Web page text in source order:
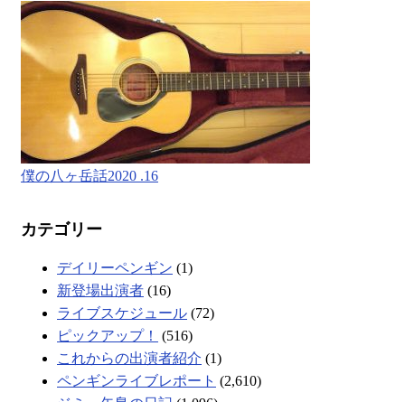
僕の八ヶ岳話2020 .16
カテゴリー
デイリーペンギン (1)
新登場出演者 (16)
ライブスケジュール (72)
ピックアップ！
(516)
これからの出演者紹介 (1)
ペンギンライブレポート (2,610)